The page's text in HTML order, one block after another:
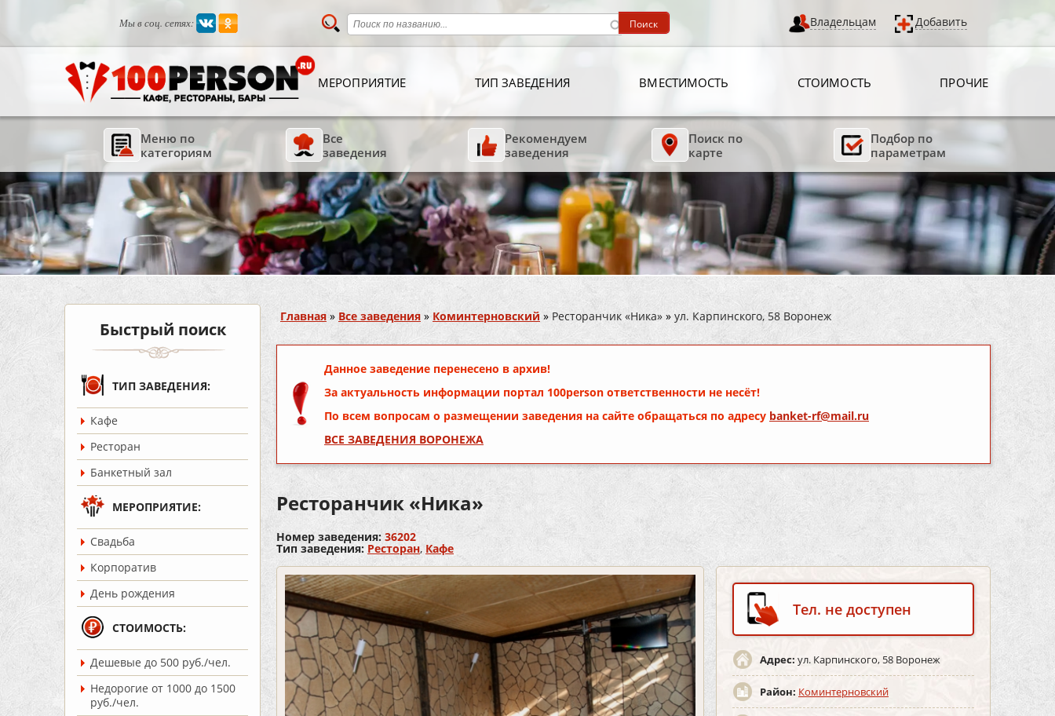
Мы в соц. сетях: Владельцам Добавить
МЕРОПРИЯТИЕ ТИП ЗАВЕДЕНИЯ ВМЕСТИМОСТЬ СТОИМОСТЬ ПРОЧИЕ
Меню по
категориям
Все
заведения
Рекомендуем
заведения
Поиск по
карте
Подбор по
параметрам
Быстрый поиск
ТИП ЗАВЕДЕНИЯ:
Кафе
Ресторан
Банкетный зал
МЕРОПРИЯТИЕ:
Cвадьба
Корпоратив
День рождения
СТОИМОСТЬ:
Дешевые до 500 руб./чел.
Недорогие от 1000 до 1500
руб./чел.
Вы здесь
Главная » Все заведения » Коминтерновский » Ресторанчик «Ника» » ул. Карпинского, 58 Воронеж
Данное заведение перенесено в архив!
За актуальность информации портал 100person ответственности не несёт!
По всем вопросам о размещении заведения на сайте обращаться по адресу banket-rf@mail.ru
ВСЕ ЗАВЕДЕНИЯ ВОРОНЕЖА
Ресторанчик «Ника»
Номер заведения: 36202
Тип заведения: Ресторан, Кафе
Тел. не доступен
Адрес: ул. Карпинского, 58 Воронеж
Район: Коминтерновский